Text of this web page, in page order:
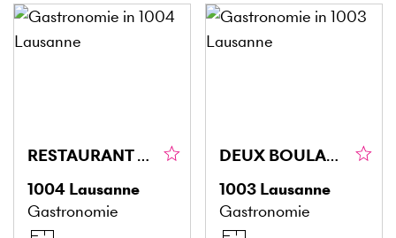
RESTAURANT AVEC FORTE ACTIVITÉ A REMETTRE
1004 Lausanne
Gastronomie
DEUX BOULANGERIES / SOCIÉTÉ AVEC BON C.A.
1003 Lausanne
Gastronomie